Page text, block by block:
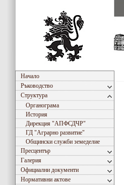
Начало
Ръководство
Структура
Органограма
История
Дирекция "АПФСДЧР"
ГД "Аграрно развитие"
Общински служби земеделие
Пресцентър
Галерия
Официални документи
Нормативни актове